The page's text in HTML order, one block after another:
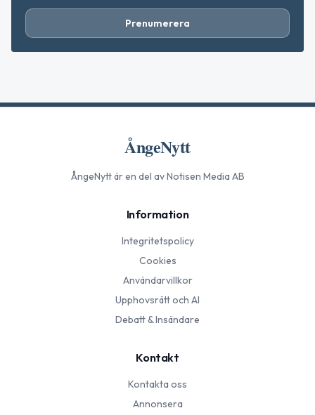
Prenumerera
ÅngeNytt
ÅngeNyttär en del av Notisen Media AB
Information
Integritetspolicy
Cookies
Användarvillkor
Upphovsrätt och AI
Debatt & Insändare
Kontakt
Kontakta oss
Annonsera